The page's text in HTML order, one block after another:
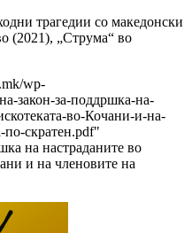
трагедии со македонски
(2021), „Струма“ во
wp-
закон-за-поддршка-на-
во-Кочани-и-на-
по-скратен.pdf"
на настраданите во
и на членовите на